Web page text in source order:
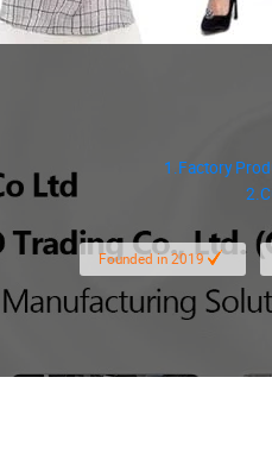
1.Factory
Founded in 2019